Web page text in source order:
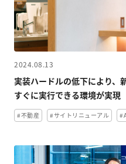
2024.08.13
実装ハードルの低下により、
すぐに実行できる環境が実現
#不動産 #サイトリニューアル